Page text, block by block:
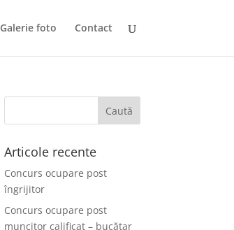
Galerie foto Contact
Articole recente
Concurs ocupare post
îngrijitor
Concurs ocupare post
muncitor calificat – bucătar